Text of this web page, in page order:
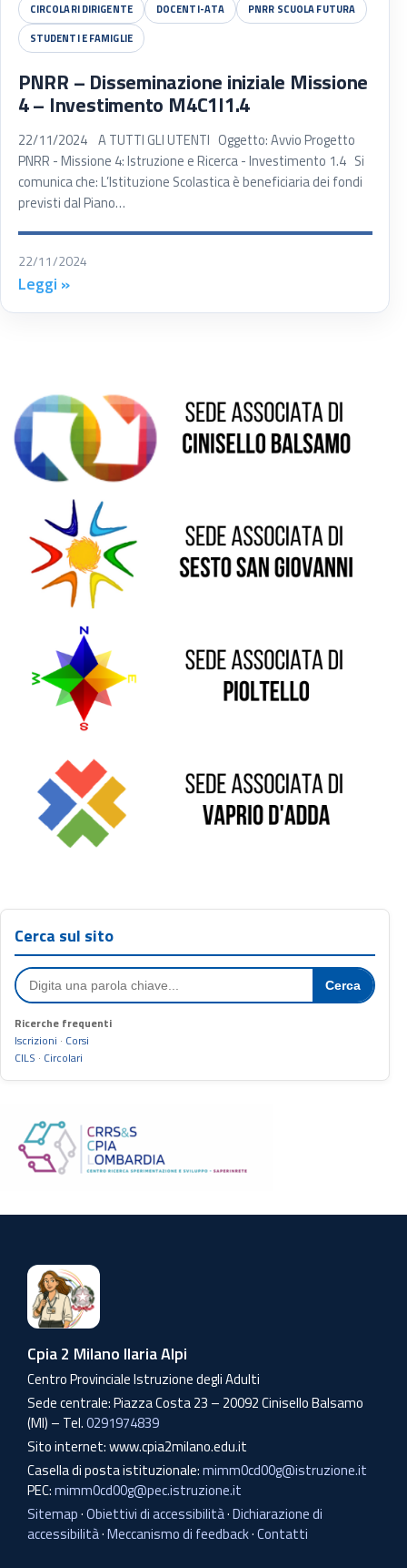
CIRCOLARI DIRIGENTE
DOCENTI-ATA
PNRR SCUOLA FUTURA
STUDENTI E FAMIGLIE
PNRR – Disseminazione iniziale Missione
4 – Investimento M4C1I1.4
22/11/2024 A TUTTI GLI UTENTI Oggetto: Avvio Progetto
PNRR - Missione 4: Istruzione e Ricerca - Investimento 1.4 Si
comunica che: L’Istituzione Scolastica è beneficiaria dei fondi
previsti dal Piano…
22/11/2024
Leggi »
Sede di Sesto San Giovanni
Sede di Pioltello
Sede di Vaprio D'Adda
Cerca sul sito
Cerca
Ricerche frequenti
Iscrizioni · Corsi
CILS · Circolari
Cpia 2 Milano Ilaria Alpi
Centro Provinciale Istruzione degli Adulti
Sede centrale: Piazza Costa 23 – 20092 Cinisello Balsamo
(MI) – Tel.0291974839
Sito internet: www.cpia2milano.edu.it
Casella di posta istituzionale:mimm0cd00g@istruzione.it
PEC:mimm0cd00g@pec.istruzione.it
Sitemap·Obiettivi di accessibilità·Dichiarazione di
accessibilità·Meccanismo di feedback·Contatti